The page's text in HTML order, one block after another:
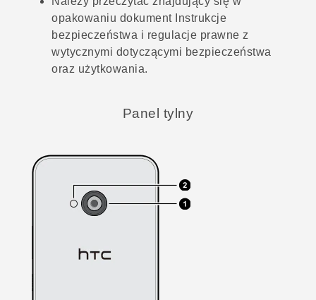
opakowaniu dokument Instrukcje
bezpieczeństwa i regulacje prawne z
wytycznymi dotyczącymi bezpieczeństwa
oraz użytkowania.
Panel tylny